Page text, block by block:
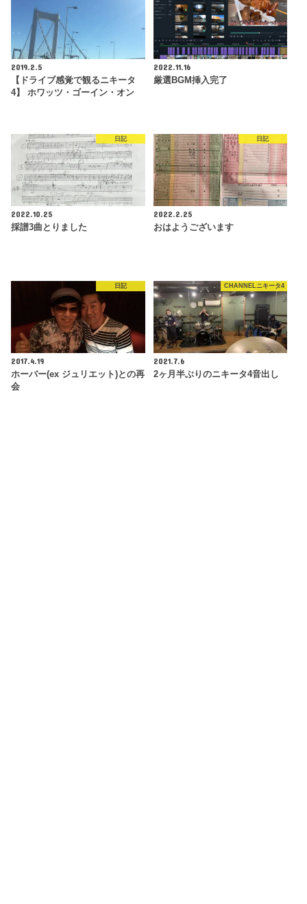
2019.2.5
【ドライブ感覚で観るニキータ
4】 ホワッツ・ゴーイン・オン
2022.11.16
厳選BGM挿入完了
日記
2022.10.25
採譜3曲とりました
日記
2022.2.25
おはようございます
日記
2017.4.19
ホーバー(ex ジュリエット)との再
会
CHANNELニキータ4
2021.7.6
2ヶ月半ぶりのニキータ4音出し